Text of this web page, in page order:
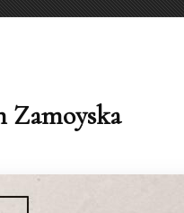
Zamoyska